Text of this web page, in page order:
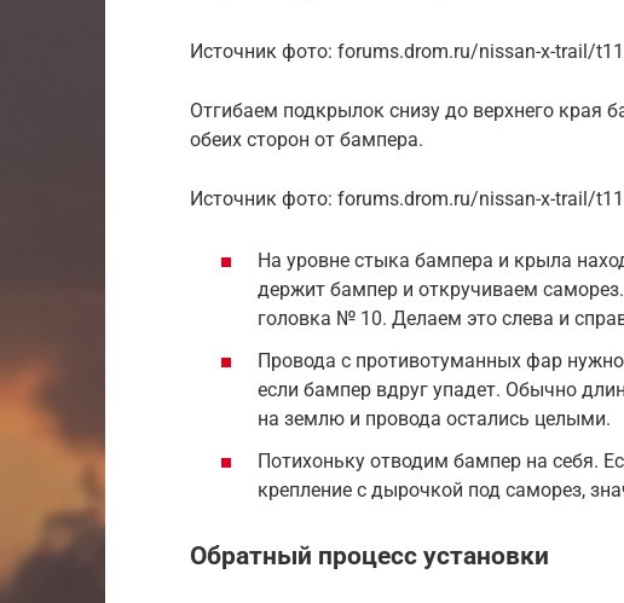
Источник фото: forums.drom.ru/nissan-x-trail/
Отгибаем подкрылок снизу до верхнего края
обеих сторон от бампера.
Источник фото: forums.drom.ru/nissan-x-trail/
На уровне стыка бампера и крыла
держит бампер и откручиваем
головка № 10. Делаем это слева и
Провода с противотуманных фар
если бампер вдруг упадет. Обычно
на землю и провода остались целыми.
Потихоньку отводим бампер на себя.
крепление с дырочкой под саморез,
Обратный процесс установки